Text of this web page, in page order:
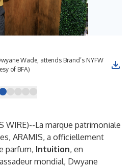
Wade, attends Brand’s NYFW
of BFA)
WIRE)--La marque patrimoniale
ARAMIS, a officiellement
parfum, Intuition, en
mondial, Dwyane